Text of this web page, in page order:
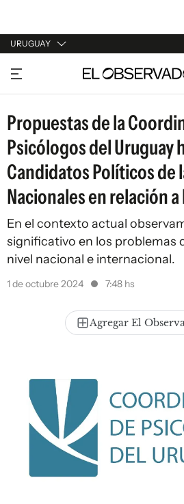
URUGUAY
URUGUAY
ARGENTINA
ESPAÑA
ESTADOS UNIDOS
Propuestas de la
Psicólogos del Uruguay
Candidatos Políticos de
Nacionales en relación
En el contexto actual
significativo en los problemas
nivel nacional e internacional.
1 de octubre 2024 7:48 hs
Agregar El